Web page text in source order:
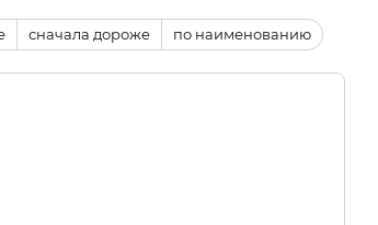
сначала дороже по наименованию